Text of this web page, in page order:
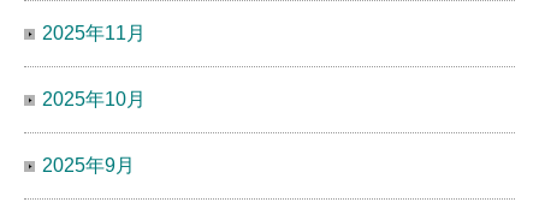
2025年11月
2025年10月
2025年9月